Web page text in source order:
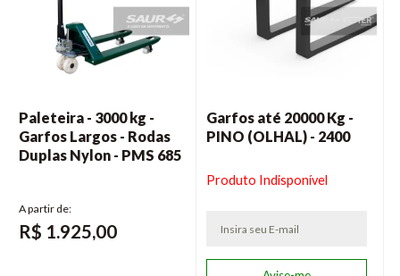
Paleteira - 3000 kg -
Garfos Largos - Rodas
Duplas Nylon - PMS 685
R$ 1.925,00
Garfos até 20000 Kg -
PINO (OLHAL) - 2400
Produto Indisponível